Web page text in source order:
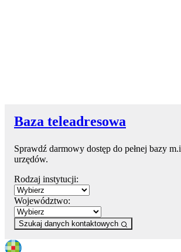
Baza teleadresowa
Sprawdź darmowy dostęp do pełnej bazy
urzędów.
Rodzaj instytucji:
Województwo:
Szukaj danych kontaktowych